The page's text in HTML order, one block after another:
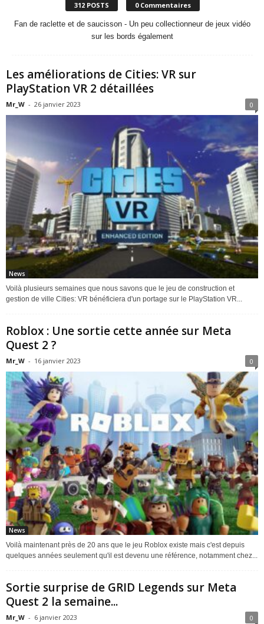
312 POSTS 0 Commentaires
Fan de raclette et de saucisson - Un peu collectionneur de jeux vidéo
sur les bords également
Les améliorations de Cities: VR sur
PlayStation VR 2 détaillées
Mr_W - 26 janvier 2023 0
News
Voilà plusieurs semaines que nous savons que le jeu de construction et
gestion de ville Cities: VR bénéficiera d'un portage sur le PlayStation VR...
Roblox : Une sortie cette année sur Meta
Quest 2 ?
Mr_W - 16 janvier 2023 0
News
Voilà maintenant près de 20 ans que le jeu Roblox existe mais c'est depuis
quelques années seulement qu'il est devenu une référence, notamment chez...
Sortie surprise de GRID Legends sur Meta
Quest 2 la semaine...
Mr_W - 6 janvier 2023 0